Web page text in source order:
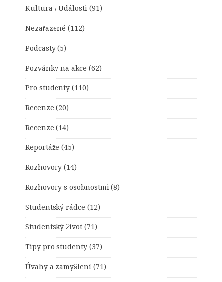
Kultura / Události (91)
Nezařazené (112)
Podcasty (5)
Pozvánky na akce (62)
Pro studenty (110)
Recenze (20)
Recenze (14)
Reportáže (45)
Rozhovory (14)
Rozhovory s osobnostmi (8)
Studentský rádce (12)
Studentský život (71)
Tipy pro studenty (37)
Úvahy a zamyšlení (71)